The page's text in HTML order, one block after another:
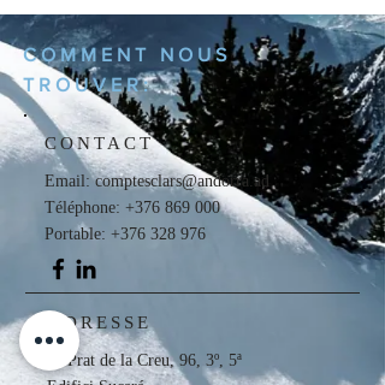
COMMENT NOUS
TROUVER:
CONTACT
Email:comptesclars@andorra.ad
Téléphone: +376 869 000
Portable: +376 328 976
ADRESSE
C/ Prat de la Creu, 96, 3º, 5ª